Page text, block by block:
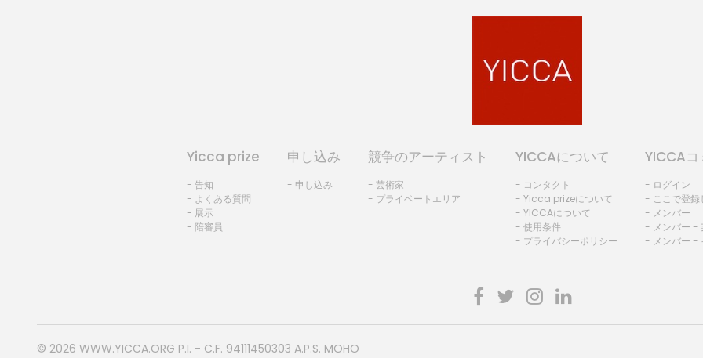
Yicca prize
- 告知
- よくある質問
- 展示
- 陪審員
申し込み
- 申し込み
競争のアーティスト
- 芸術家
- プライベートエリア
YICCAについて
- コンタクト
- Yicca prizeについて
- YICCAについて
- 使用条件
- プライバシーポリシー
YICCA
- ログイン
- ここで登録
- メンバー
- メンバー -
- メンバー -
© 2026 WWW.YICCA.ORG P.I. - C.F. 94111450303 A.P.S. MOHO